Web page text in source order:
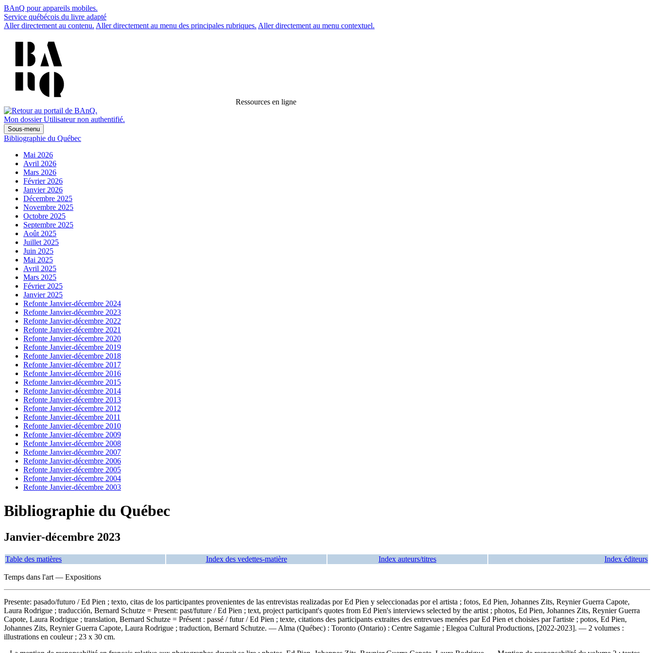
BAnQ pour appareils mobiles.
Service québécois du livre adapté
Aller directement au contenu. Aller directement au menu des principales rubriques. Aller directement au menu contextuel.
Ressources en ligne
Mon dossier Utilisateur non authentifié.
Sous-menu
Bibliographie du Québec
Mai 2026
Avril 2026
Mars 2026
Février 2026
Janvier 2026
Décembre 2025
Novembre 2025
Octobre 2025
Septembre 2025
Août 2025
Juillet 2025
Juin 2025
Mai 2025
Avril 2025
Mars 2025
Février 2025
Janvier 2025
Refonte Janvier-décembre 2024
Refonte Janvier-décembre 2023
Refonte Janvier-décembre 2022
Refonte Janvier-décembre 2021
Refonte Janvier-décembre 2020
Refonte Janvier-décembre 2019
Refonte Janvier-décembre 2018
Refonte Janvier-décembre 2017
Refonte Janvier-décembre 2016
Refonte Janvier-décembre 2015
Refonte Janvier-décembre 2014
Refonte Janvier-décembre 2013
Refonte Janvier-décembre 2012
Refonte Janvier-décembre 2011
Refonte Janvier-décembre 2010
Refonte Janvier-décembre 2009
Refonte Janvier-décembre 2008
Refonte Janvier-décembre 2007
Refonte Janvier-décembre 2006
Refonte Janvier-décembre 2005
Refonte Janvier-décembre 2004
Refonte Janvier-décembre 2003
Bibliographie du Québec
Janvier-décembre 2023
Table des matières Index des vedettes-matière Index auteurs/titres Index éditeurs
Temps dans l'art — Expositions
Presente: pasado/futuro / Ed Pien ; texto, citas de los participantes provenientes de las entrevistas realizadas por Ed Pien y seleccionadas por el artista ; fotos, Ed Pien, Johannes Zits, Reynier Guerra Capote,
Laura Rodrigue ; traducción, Bernard Schutze = Present: past/future / Ed Pien ; text, project participant's quotes from Ed Pien's interviews selected by the artist ; photos, Ed Pien, Johannes Zits, Reynier Guerra
Capote, Laura Rodrigue ; translation, Bernard Schutze = Présent : passé / futur / Ed Pien ; texte, citations des participants extraites des entrevues menées par Ed Pien et choisies par l'artiste ; potos, Ed Pien,
Johannes Zits, Reynier Guerra Capote, Laura Rodrigue ; traduction, Bernard Schutze. — Alma (Québec) : Toronto (Ontario) : Centre Sagamie ; Elegoa Cultural Productions, [2022-2023]. — 2 volumes :
illustrations en couleur ; 23 x 30 cm.